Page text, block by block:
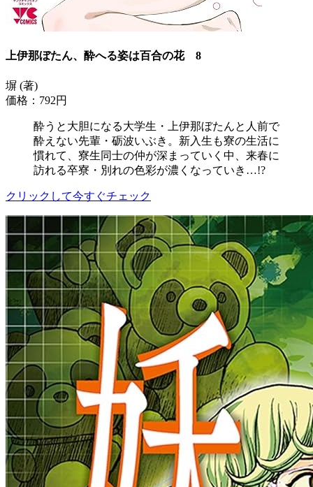
上伊那ぼたん、酔へる姿は百合の花 8
塀 (著)
価格：792円
酔うと大胆になる大学生・上伊那ぼたんと人前で
酔えない先輩・砺波いぶき。新入生も寮の生活に
慣れて、寮生同士の仲が深まっていく中、来春に
訪れる卒寮・別れの色彩が濃くなっていき…!?
クリックして今すぐチェック